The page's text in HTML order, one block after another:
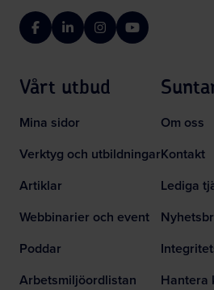
FacebookLinkedInInstagramYouTube
Vårt utbud
Mina sidor
Verktyg och utbildningar
Artiklar
Webbinarier och event
Poddar
Arbetsmiljöordlistan
Om oss
Kontakt
Lediga
Hantera